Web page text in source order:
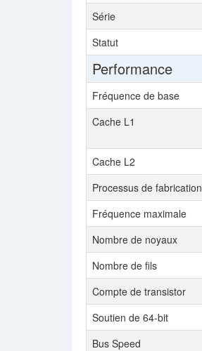
Série
Statut
Performance
Fréquence de base
Cache L1
Cache L2
Processus de fabrication
Fréquence maximale
Nombre de noyaux
Nombre de fils
Compte de transistor
Soutien de 64-bit
Bus Speed